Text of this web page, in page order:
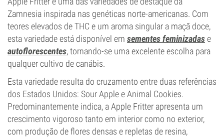
Zamnesia inspirada nas genéticas norte-americanas. Com
teores elevados de THC e um aroma singular a maçã doce,
esta variedade está disponível em sementes feminizadase
autoflorescentes, tornando-se uma excelente escolha para
qualquer cultivo de canábis.
Esta variedade resulta do cruzamento entre duas referências
dos Estados Unidos: Sour Apple e Animal Cookies.
Predominantemente indica, a Apple Fritter apresenta um
crescimento vigoroso tanto em interior como no exterior,
com produção de flores densas e repletas de resina,